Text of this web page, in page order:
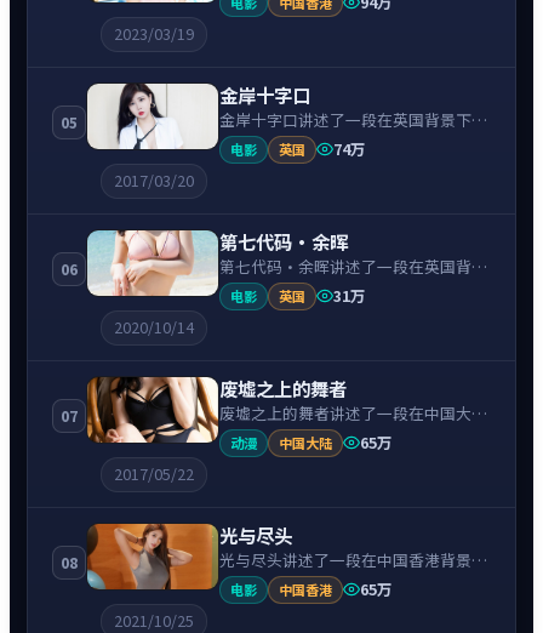
展开，人物动机与命运转折相互牵引，
2023/03/19
05
金岸十字口
金岸十字口讲述了一段在英国背景下的
惊悚故事，围绕蒂尔达·斯文顿饰演的
主角逐层展开，人物动机与命运转折相
电影 英国
74万
2017/03/20
06
第七代码·余晖
第七代码·余晖讲述了一段在英国背景
下的战争故事，围绕蒂尔达·斯文顿饰
演的主角逐层展开，人物动机与命运转
电影 英国
31万
2020/10/14
07
废墟之上的舞者
废墟之上的舞者讲述了一段在中国大陆
背景下的动漫故事，围绕刘昊然饰演的
主角逐层展开，人物动机与命运转折相
动漫 中国大陆
65万
2017/05/22
08
光与尽头
光与尽头讲述了一段在中国香港背景下
的悬疑故事，围绕刘德华饰演的主角逐
层展开，人物动机与命运转折相互牵
电影 中国香港
65万
2021/10/25